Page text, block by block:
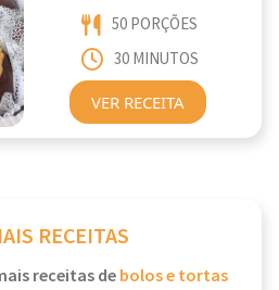
50 PORÇÕES
30 MINUTOS
VER RECEITA
RECEITAS
receitas debolos e tortas